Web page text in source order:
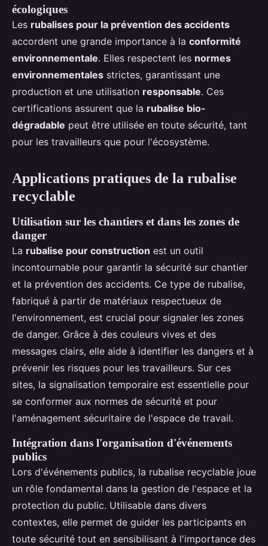
écologiques
Les rubalises pour la prévention des accidents
accordent une grande importance à la conformité
environnementale. Elles respectent les normes
environnementales strictes, garantissant une
production et une utilisation responsable. Ces
certifications assurent que la rubalise bio-
dégradable peut être utilisée en toute sécurité, tant
pour les travailleurs que pour l'écosystème.
Applications pratiques de la rubalise
recyclable
Utilisation sur les chantiers et dans les zones de
danger
La rubalise pour construction est un outil
incontournable pour garantir la sécurité sur chantier
et la prévention des accidents. Ce type de rubalise,
fabriqué à partir de matériaux respectueux de
l'environnement, est crucial pour signaler les zones
de danger. Grâce à des couleurs vives et des
messages clairs, elle aide à identifier les dangers et à
prévenir les risques pour les travailleurs. Sur ces
sites, la signalisation temporaire est essentielle pour
se conformer aux normes de sécurité et pour
l'aménagement sécuritaire de l'espace de travail.
Intégration dans l'organisation d'événements
publics
Lors d'événements publics, la rubalise recyclable joue
un rôle fondamental dans la gestion de l'espace et la
protection du public. Utilisable dans divers
contextes, elle permet de guider les participants en
toute sécurité tout en sensibilisant à l'importance des